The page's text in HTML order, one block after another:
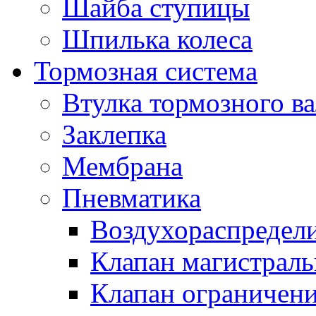
Шайба ступицы
Шпилька колеса
Тормозная система
Втулка тормозного
Заклепка
Мембрана
Пневматика
Клапан
Клапан